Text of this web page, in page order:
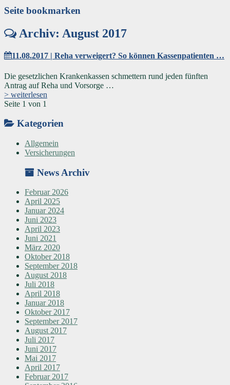
Seite bookmarken
Archiv: August 2017
11.08.2017 | Reha verweigert? So können Kassenpatienten …
Die gesetzlichen Krankenkassen schmettern rund jeden fünften
Antrag auf Reha und Vorsorge …
> weiterlesen
Seite 1 von 1
Kategorien
Allgemein
Versicherungen
News Archiv
Februar 2026
April 2025
Januar 2024
Juni 2023
April 2023
Juni 2021
März 2020
Oktober 2018
September 2018
August 2018
Juli 2018
April 2018
Januar 2018
Oktober 2017
September 2017
August 2017
Juli 2017
Juni 2017
Mai 2017
April 2017
Februar 2017